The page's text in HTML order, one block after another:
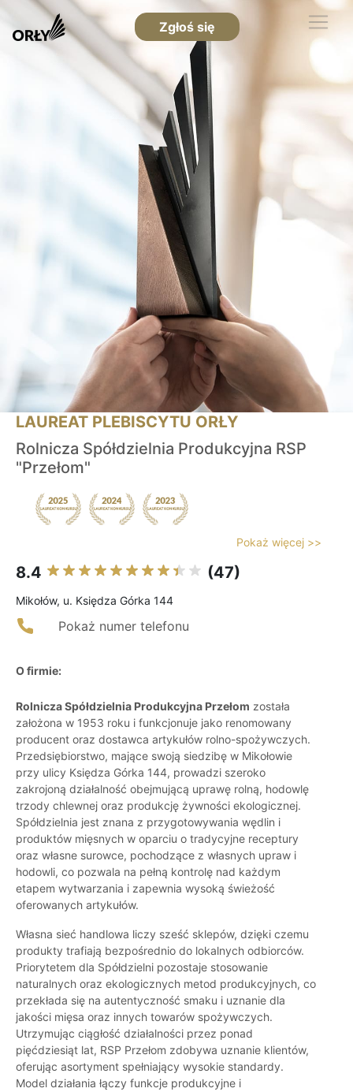
Zgłoś się
LAUREAT PLEBISCYTU ORŁY
Rolnicza Spółdzielnia Produkcyjna RSP
"Przełom"
Pokaż więcej >>
8.4 (47)
Mikołów, u. Księdza Górka 144
Pokaż numer telefonu
O firmie:
Rolnicza Spółdzielnia Produkcyjna Przełom została
założona w 1953 roku i funkcjonuje jako renomowany
producent oraz dostawca artykułów rolno-spożywczych.
Przedsiębiorstwo, mające swoją siedzibę w Mikołowie
przy ulicy Księdza Górka 144, prowadzi szeroko
zakrojoną działalność obejmującą uprawę rolną, hodowlę
trzody chlewnej oraz produkcję żywności ekologicznej.
Spółdzielnia jest znana z przygotowywania wędlin i
produktów mięsnych w oparciu o tradycyjne receptury
oraz własne surowce, pochodzące z własnych upraw i
hodowli, co pozwala na pełną kontrolę nad każdym
etapem wytwarzania i zapewnia wysoką świeżość
oferowanych artykułów.
Własna sieć handlowa liczy sześć sklepów, dzięki czemu
produkty trafiają bezpośrednio do lokalnych odbiorców.
Priorytetem dla Spółdzielni pozostaje stosowanie
naturalnych oraz ekologicznych metod produkcyjnych, co
przekłada się na autentyczność smaku i uznanie dla
jakości mięsa oraz innych towarów spożywczych.
Utrzymując ciągłość działalności przez ponad
pięćdziesiąt lat, RSP Przełom zdobywa uznanie klientów,
oferując asortyment spełniający wysokie standardy.
Model działania łączy funkcje produkcyjne i